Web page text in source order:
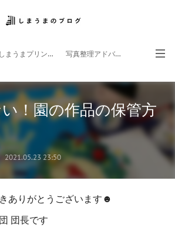
”しまうまプリント”サイト 写真整理アドバイザー
フォトライフ応援団 スマホアプリ
！園の作品の保管方
2021.05.23 23:50
ありがとうございます☻
団長です